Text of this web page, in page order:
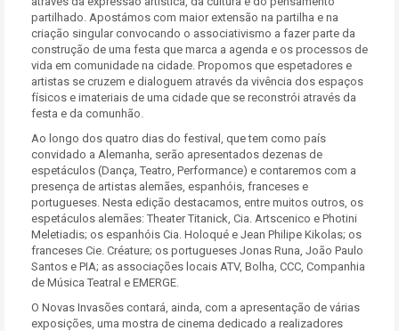
partilhado. Apostámos com maior extensão na partilha e na
criação singular convocando o associativismo a fazer parte da
construção de uma festa que marca a agenda e os processos de
vida em comunidade na cidade. Propomos que espetadores e
artistas se cruzem e dialoguem através da vivência dos espaços
físicos e imateriais de uma cidade que se reconstrói através da
festa e da comunhão.
Ao longo dos quatro dias do festival, que tem como país
convidado a Alemanha, serão apresentados dezenas de
espetáculos (Dança, Teatro, Performance) e contaremos com a
presença de artistas alemães, espanhóis, franceses e
portugueses. Nesta edição destacamos, entre muitos outros, os
espetáculos alemães: Theater Titanick, Cia. Artscenico e Photini
Meletiadis; os espanhóis Cia. Holoqué e Jean Philipe Kikolas; os
franceses Cie. Créature; os portugueses Jonas Runa, João Paulo
Santos e PIA; as associações locais ATV, Bolha, CCC, Companhia
de Música Teatral e EMERGE.
O Novas Invasões contará, ainda, com a apresentação de várias
exposições, uma mostra de cinema dedicado a realizadores